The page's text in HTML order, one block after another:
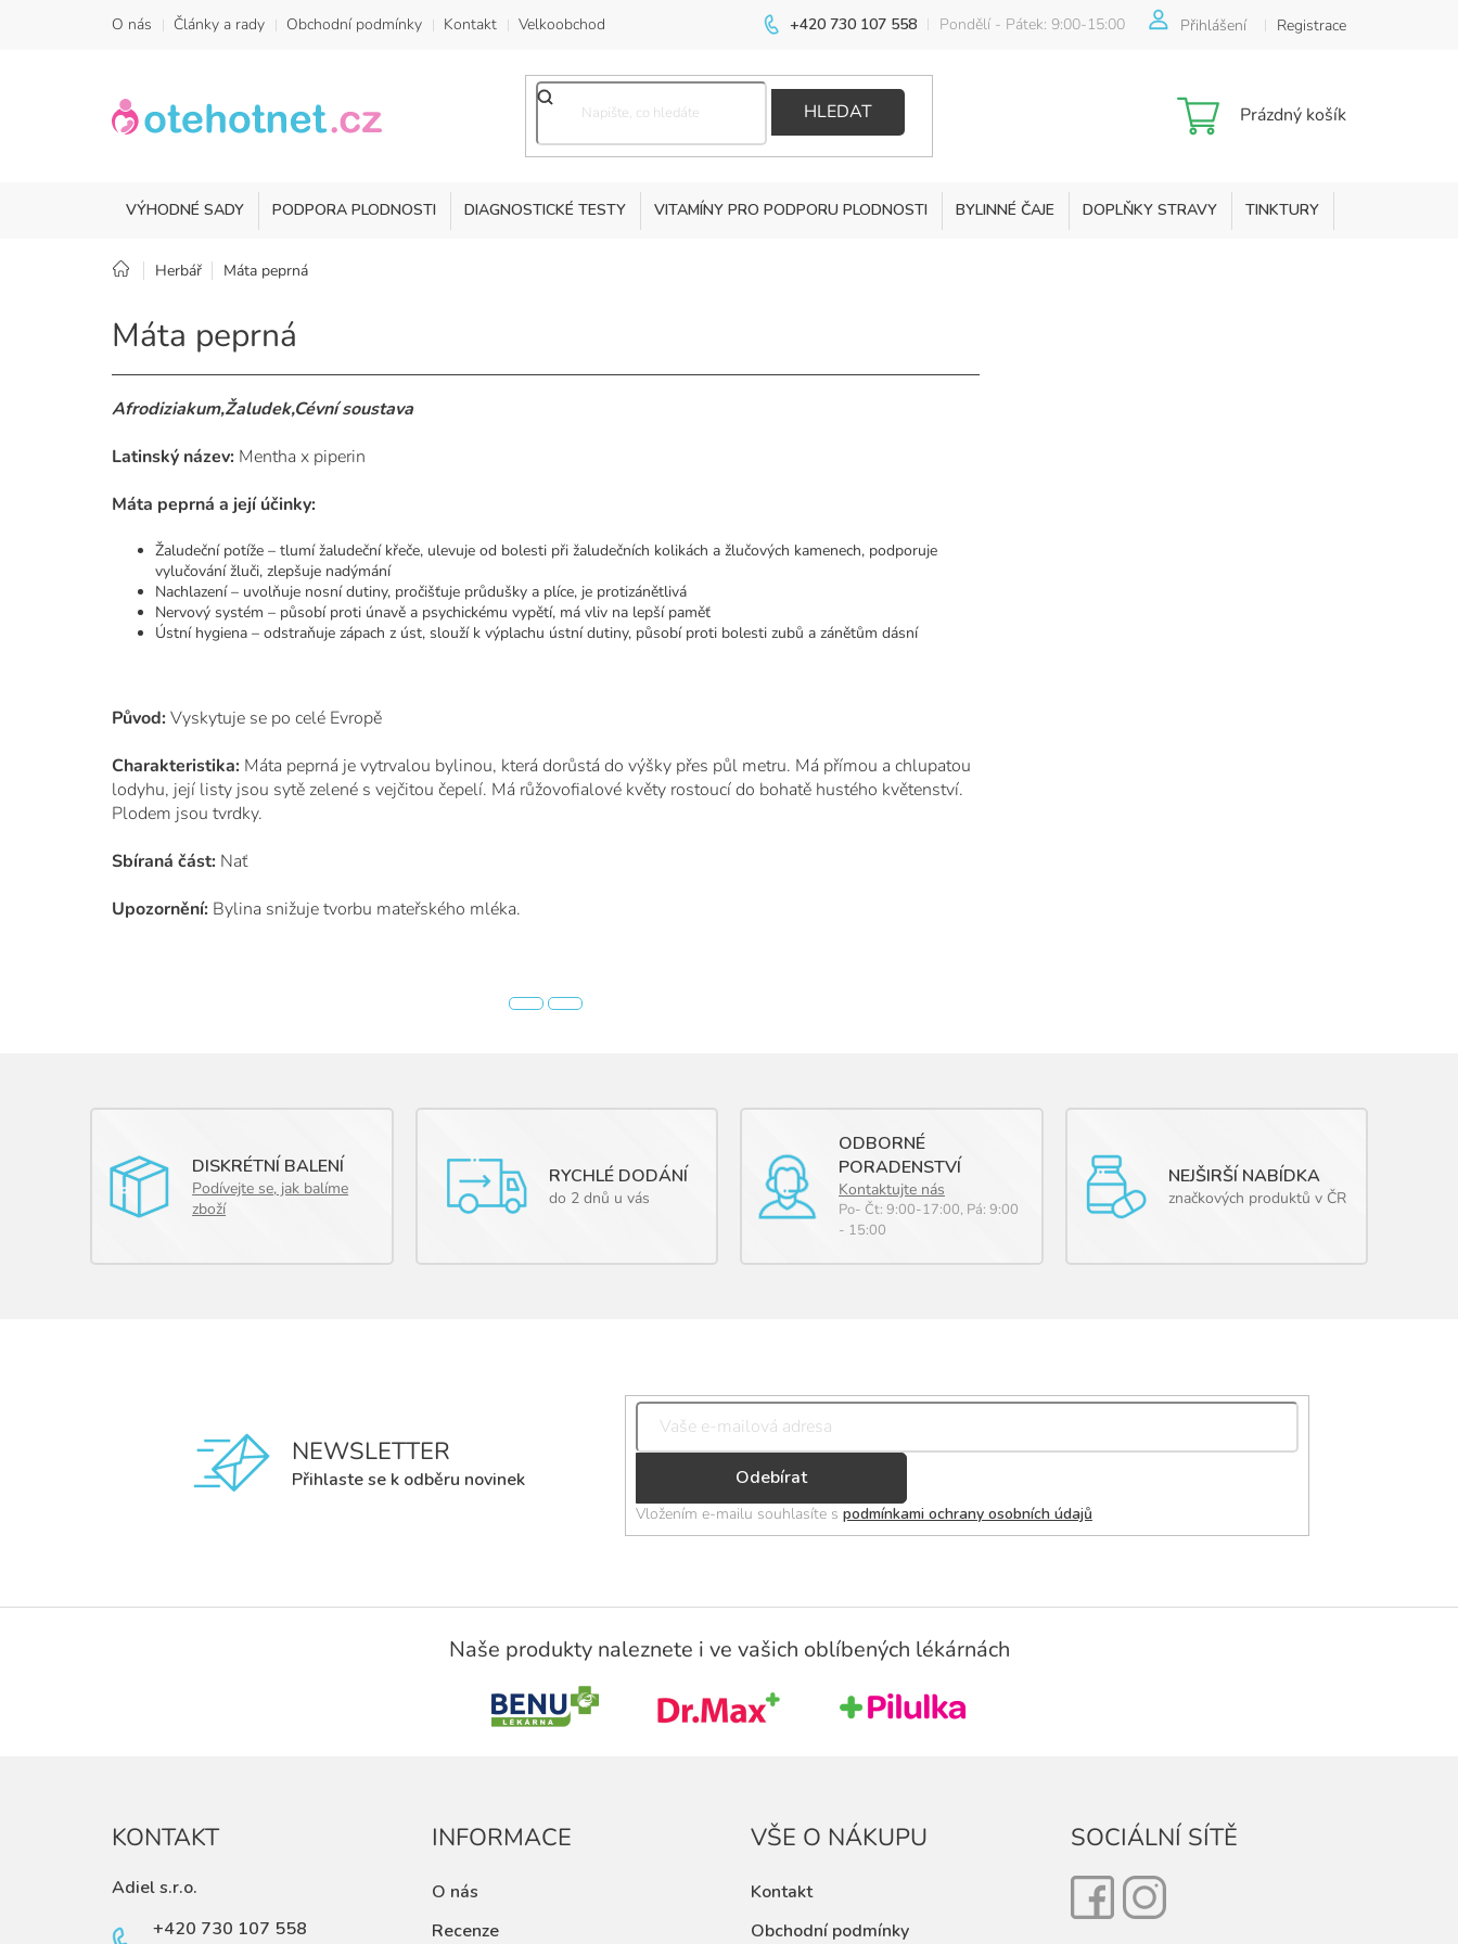
+420 730 107 558 Pondělí - Pátek: 9:00-15:00
O nás Články a rady Obchodní podmínky Kontakt Velkoobchod Přihlášení Registrace
HLEDAT
Nákupní
Prázdný košík
VÝHODNÉ SADY PODPORA PLODNOSTI DIAGNOSTICKÉ TESTY VITAMÍNY PRO PODPORU PLODNOSTI BYLINNÉ ČAJE DOPLŇKY STRAVY TINKTURY
DomůHerbář Máta peprná
Máta peprná
Afrodiziakum,Žaludek,Cévní soustava
Latinský název: Mentha x piperin
Máta peprná a její účinky:
Žaludeční potíže – tlumí žaludeční křeče, ulevuje od bolesti při žaludečních kolikách a žlučových kamenech, podporuje
vylučování žluči, zlepšuje nadýmání
Nachlazení – uvolňuje nosní dutiny, pročišťuje průdušky a plíce, je protizánětlivá
Nervový systém – působí proti únavě a psychickému vypětí, má vliv na lepší paměť
Ústní hygiena – odstraňuje zápach z úst, slouží k výplachu ústní dutiny, působí proti bolesti zubů a zánětům dásní
Původ:Vyskytuje se po celé Evropě
Charakteristika: Máta peprná je vytrvalou bylinou, která dorůstá do výšky přes půl metru. Má přímou a chlupatou
lodyhu, její listy jsou sytě zelené s vejčitou čepelí. Má růžovofialové květy rostoucí do bohatě hustého květenství.
Plodem jsou tvrdky.
Sbíraná část: Nať
Upozornění: Bylina snižuje tvorbu mateřského mléka.
DISKRÉTNÍ BALENÍ
Podívejte se, jak balíme
zboží
RYCHLÉ DODÁNÍ
do 2 dnů u vás
ODBORNÉ
PORADENSTVÍ
Kontaktujte nás
Po- Čt: 9:00-17:00, Pá: 9:00
- 15:00
NEJŠIRŠÍ NABÍDKA
značkových produktů v ČR
NEWSLETTER
Přihlaste se k odběru novinek
Přihlásit
se
Vložením e-mailu souhlasíte s podmínkami ochrany osobních údajů
Naše produkty naleznete i ve vašich oblíbených lékárnách
KONTAKT
Adiel s.r.o.
+420 730 107 558
INFORMACE
O nás
Recenze
VŠE O NÁKUPU
Kontakt
Obchodní podmínky
SOCIÁLNÍ SÍTĚ
FacebookInstagram